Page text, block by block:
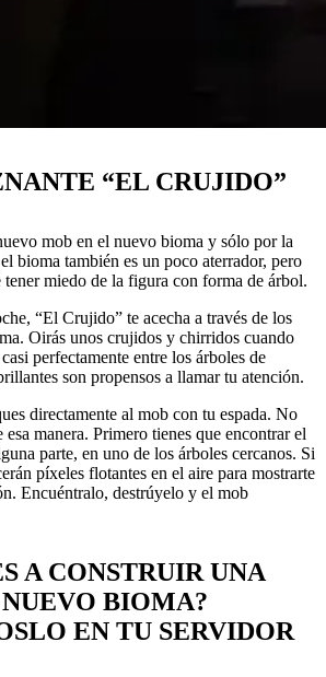
“EL CRUJIDO”
mob en el nuevo bioma y sólo por la
bioma también es un poco aterrador, pero
tener miedo de la figura con forma de árbol.
“El Crujido” te acecha a través de los
Oirás unos crujidos y chirridos cuando
perfectamente entre los árboles de
son propensos a llamar tu atención.
directamente al mob con tu espada. No
esa manera. Primero tienes que encontrar el
parte, en uno de los árboles cercanos. Si
píxeles flotantes en el aire para mostrarte
Encuéntralo, destrúyelo y el mob
A CONSTRUIR UNA
BIOMA?
EN TU SERVIDOR